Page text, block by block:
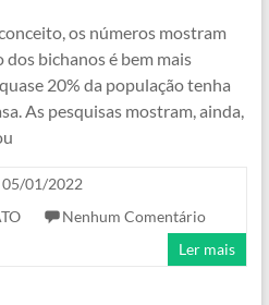
os números mostram
dos bichanos é bem mais
20% da população tenha
As pesquisas mostram, ainda,
05/01/2022
Nenhum Comentário
Ler mais